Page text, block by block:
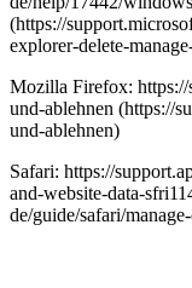
(https://
explorer-delete-
Mozilla Firefox: https://
und-ablehnen (https://
und-ablehnen)
Safari: https://
and-website-data-
de/guide/safari/